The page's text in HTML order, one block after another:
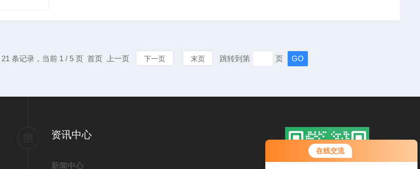
在线交流
21 条记录，当前 1 / 5 页 首页 上一页 下一页 末页 跳转到第 页
资讯中心
新闻中心